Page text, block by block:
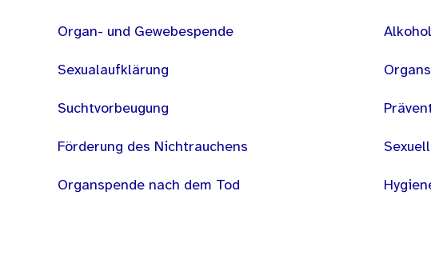
Organ- und Gewebespende
Sexualaufklärung
Suchtvorbeugung
Förderung des Nichtrauchens
Organspende nach dem Tod